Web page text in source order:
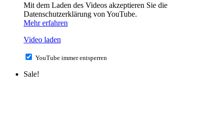
Mit dem Laden des Videos akzeptieren Sie die
Datenschutzerklärung von YouTube.
Mehr erfahren
Video laden
YouTube immer entsperren
Sale!